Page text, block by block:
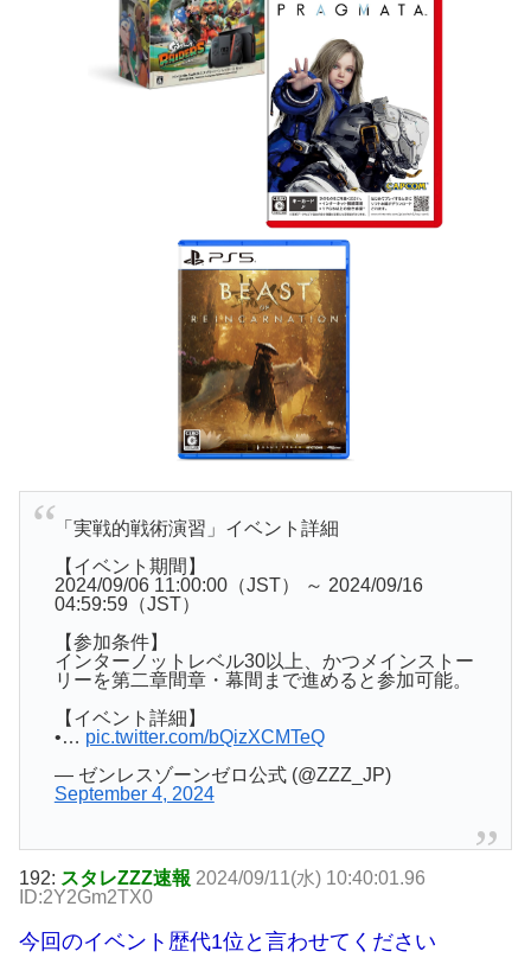
「実戦的戦術演習」イベント詳細
【イベント期間】
2024/09/06 11:00:00（JST） ～ 2024/09/16
04:59:59（JST）
【参加条件】
インターノットレベル30以上、かつメインストー
リーを第二章間章・幕間まで進めると参加可能。
【イベント詳細】
•… pic.twitter.com/bQizXCMTeQ
— ゼンレスゾーンゼロ公式 (@ZZZ_JP)
September 4, 2024
192: スタレZZZ速報 2024/09/11(水) 10:40:01.96
ID:2Y2Gm2TX0
今回のイベント歴代1位と言わせてください